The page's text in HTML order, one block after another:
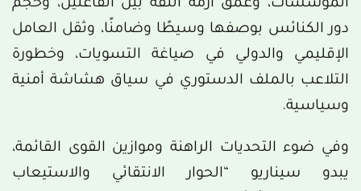
المؤسسات، وعمق أزمة الثقة بين الفاعلين، وحجم
دور الكنائس بوصفها وسيطًا وضامنًا، وثقل العامل
الإقليمي والدولي في صياغة التسويات، وخطورة
التلاعب بالملف الدستوري في سياق هشاشة أمنية
وسياسية.
وفي ضوء التحديات الراهنة وموازين القوى القائمة،
يبدو سيناريو “الحوار الانتقائي والاستيعاب